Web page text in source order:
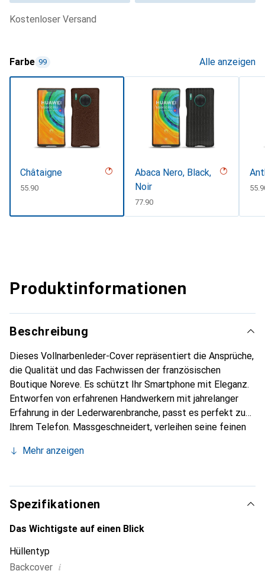
kostenloser Versand
Farbe 99 Alle anzeigen
Châtaigne
CHF
55.90
Abaca Nero, Black,
Noir
CHF
77.90
CHF
Produktinformationen
Beschreibung
Dieses Vollnarbenleder-Cover repräsentiert die Ansprüche,
die Qualität und das Fachwissen der französischen
Boutique Noreve. Es schützt Ihr Smartphone mit Eleganz.
Entworfen von erfahrenen Handwerkern mit jahrelanger
Erfahrung in der Lederwarenbranche, passt es perfekt zu
Ihrem Telefon. Massgeschneidert, verleihen seine feinen
und unverzichtbaren Accessoire für Ihr Smartphone.
die Marke Noreve eine zuverlässige Wahl für eine
anspruchsvolle Kundschaft.
Mehr anzeigen
Spezifikationen
Das Wichtigste auf einen Blick
Hüllentyp
Backcover i